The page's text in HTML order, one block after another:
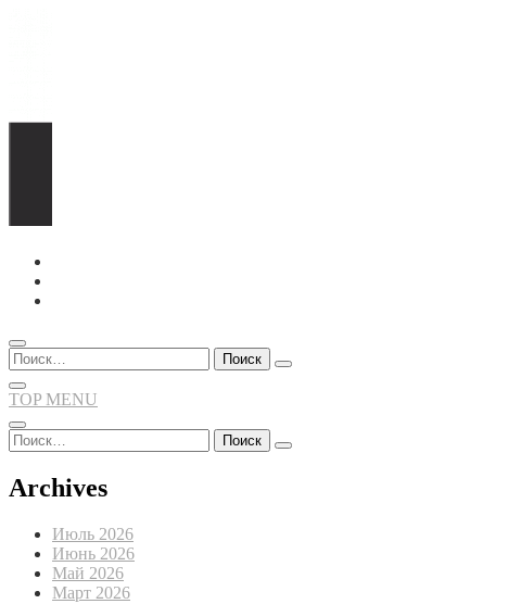
Перейти
содержимому
Найти:
TOP MENU
Найти:
Archives
Июль 2026
Июнь 2026
Май 2026
Март 2026